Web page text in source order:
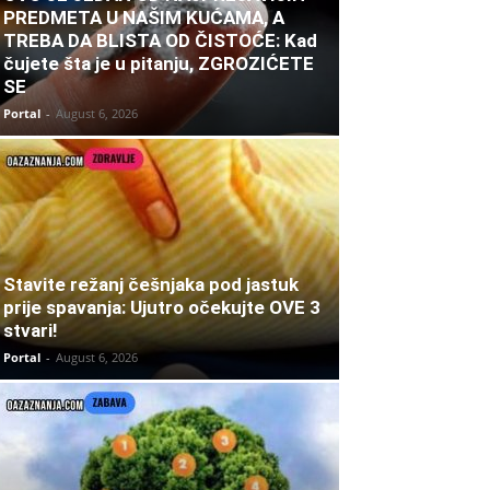
PREDMETA U NAŠIM KUĆAMA, A
TREBA DA BLISTA OD ČISTOĆE: Kad
čujete šta je u pitanju, ZGROZIĆETE
SE
Portal - August 6, 2026
Stavite režanj češnjaka pod jastuk
prije spavanja: Ujutro očekujte OVE 3
stvari!
Portal - August 6, 2026